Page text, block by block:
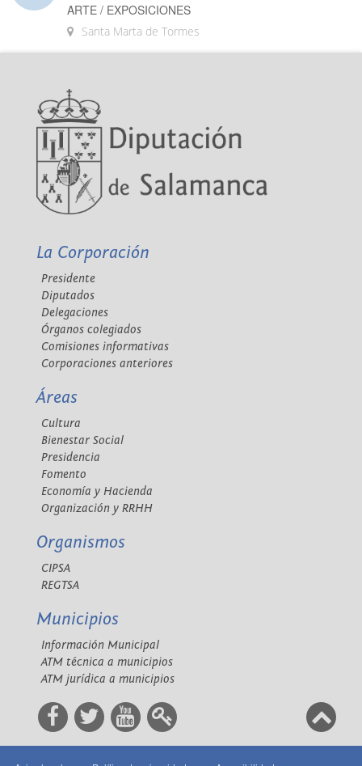
ARTE / EXPOSICIONES
Santa Marta de Tormes
La Corporación
Presidente
Diputados
Delegaciones
Órganos colegiados
Comisiones informativas
Corporaciones anteriores
Áreas
Cultura
Bienestar Social
Presidencia
Fomento
Economía y Hacienda
Organización y RRHH
Organismos
CIPSA
REGTSA
Municipios
Información Municipal
ATM técnica a municipios
ATM jurídica a municipios